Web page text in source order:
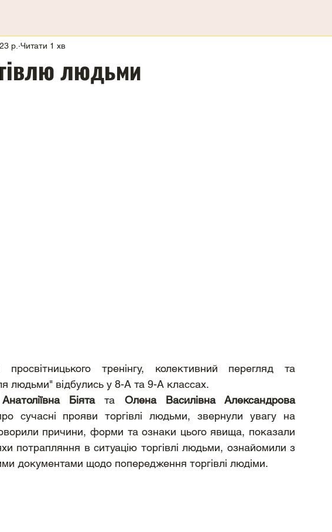
людьми
р. Читати 1 хв
тренінгу, колективний перегляд та
людьми" відбулись у 8-А та 9-А классах.
Біята та Олена Василівна Александрова
сучасні прояви торгівлі людьми, звернули увагу на
причини, форми та ознаки цього явища, показали
потрапляння в ситуацію торгівлі людьми, ознайомили з
документами щодо попередження торгівлі людіми.